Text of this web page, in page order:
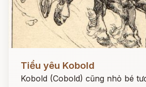
Đọc ngay
Tiểu yêu Kobold
Kobold (Cobold) cũng nhỏ bé